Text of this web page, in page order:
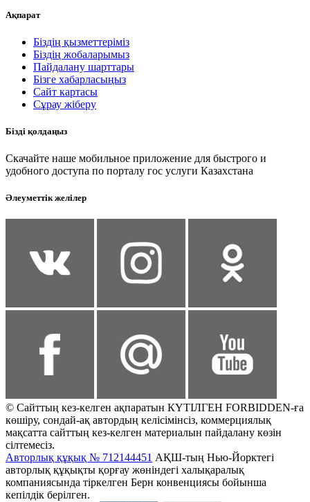
Ақпарат
Біздің қызметтеріміз
Біздің жобаларымыз
Пайдалану шарттары
Бізге хабарласыңыз
Сайт картасы
Сұрау жіберу
Бізді қолдаңыз
Скачайте наше мобильное приложение для быстрого и
удобного доступа по порталу гос услуги Казахстана
Әлеуметтік желілер
© Сайттың кез-келген ақпаратын КҮТІЛГЕН FORBIDDEN-ға
көшіру, сондай-ақ автордың келісімінсіз, коммерциялық
мақсатта сайттың кез-келген материалын пайдалану көзін
сілтемесіз.
Авторлық құқық № 712144451 АҚШ-тың Нью-Йорктегі
авторлық құқықты қорғау жөніндегі халықаралық
компаниясында тіркелген Берн конвенциясы бойынша
кепілдік берілген.